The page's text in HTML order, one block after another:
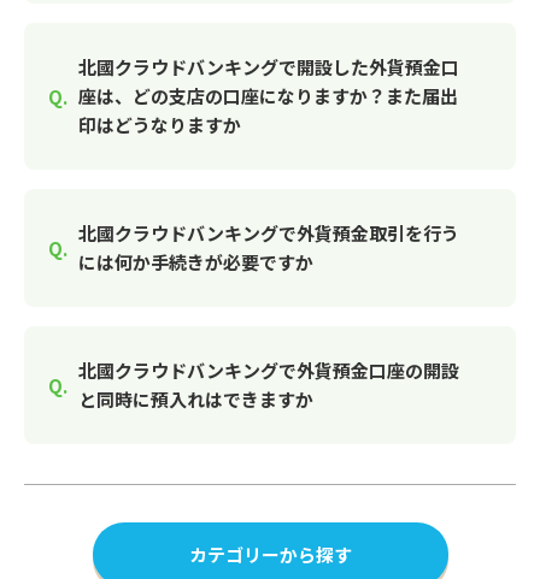
北國クラウドバンキングで開設した外貨預金口
座は、どの支店の口座になりますか？また届出
印はどうなりますか
北國クラウドバンキングで外貨預金取引を行う
には何か手続きが必要ですか
北國クラウドバンキングで外貨預金口座の開設
と同時に預入れはできますか
カテゴリーから探す